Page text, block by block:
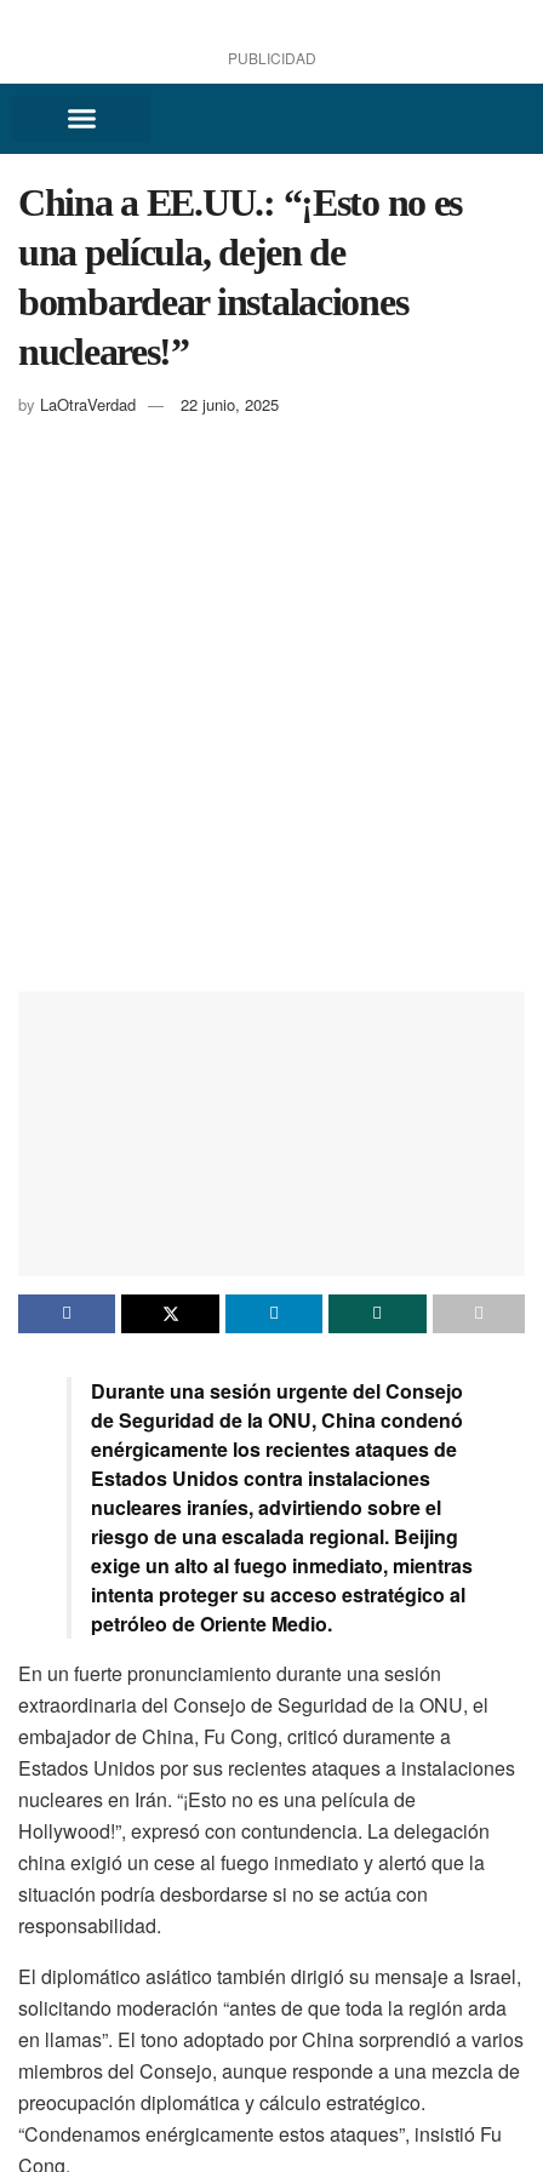
PUBLICIDAD
China a EE.UU.: “¡Esto no es
una película, dejen de
bombardear instalaciones
nucleares!”
by LaOtraVerdad 22 junio, 2025
Durante una sesión urgente del Consejo
de Seguridad de la ONU, China condenó
enérgicamente los recientes ataques de
Estados Unidos contra instalaciones
nucleares iraníes, advirtiendo sobre el
riesgo de una escalada regional. Beijing
exige un alto al fuego inmediato, mientras
intenta proteger su acceso estratégico al
petróleo de Oriente Medio.
En un fuerte pronunciamiento durante una sesión
extraordinaria del Consejo de Seguridad de la ONU, el
embajador de China, Fu Cong, criticó duramente a
Estados Unidos por sus recientes ataques a instalaciones
nucleares en Irán. “¡Esto no es una película de
Hollywood!”, expresó con contundencia. La delegación
china exigió un cese al fuego inmediato y alertó que la
situación podría desbordarse si no se actúa con
responsabilidad.
El diplomático asiático también dirigió su mensaje a Israel,
solicitando moderación “antes de que toda la región arda
en llamas”. El tono adoptado por China sorprendió a varios
miembros del Consejo, aunque responde a una mezcla de
preocupación diplomática y cálculo estratégico.
“Condenamos enérgicamente estos ataques”, insistió Fu
Cong.